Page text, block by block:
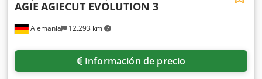
Alemania 12.293 km
AGIE AGIECUT EVOLUTION 3
Información de precio